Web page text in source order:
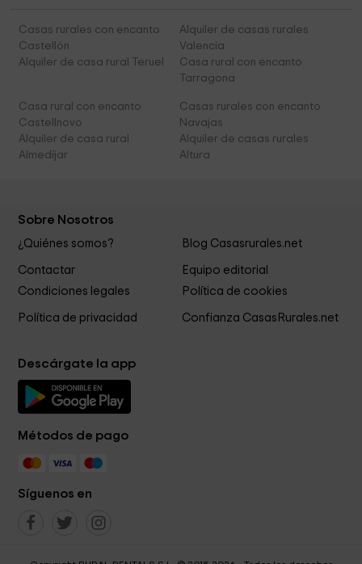
Casas rurales con encanto
Castellón
Alquiler de casas rurales
Valencia
Alquiler de casa rural Teruel
Casa rural con encanto
Tarragona
Casa rural con encanto
Castellnovo
Casas rurales con encanto
Navajas
Alquiler de casa rural
Almedíjar
Alquiler de casas rurales
Altura
Sobre Nosotros
¿Quiénes somos? Blog Casasrurales.net
Contactar
Equipo editorial
Condiciones legales
Política de cookies
Política de privacidad Confianza CasasRurales.net
Descárgate la app
Métodos de pago
Síguenos en